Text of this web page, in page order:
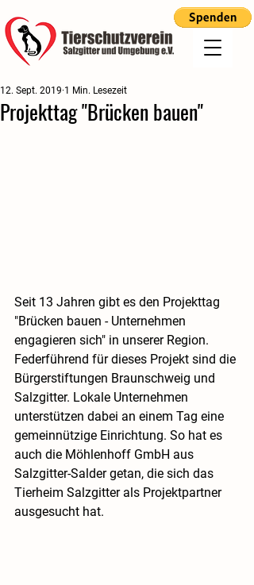
Projekttag "Brücken bauen"
12. Sept. 2019 1 Min. Lesezeit
Seit 13 Jahren gibt es den Projekttag
"Brücken bauen - Unternehmen
engagieren sich" in unserer Region.
Federführend für dieses Projekt sind die
Bürgerstiftungen Braunschweig und
Salzgitter. Lokale Unternehmen
unterstützen dabei an einem Tag eine
gemeinnützige Einrichtung. So hat es
auch die Möhlenhoff GmbH aus
Salzgitter-Salder getan, die sich das
Tierheim Salzgitter als Projektpartner
ausgesucht hat.